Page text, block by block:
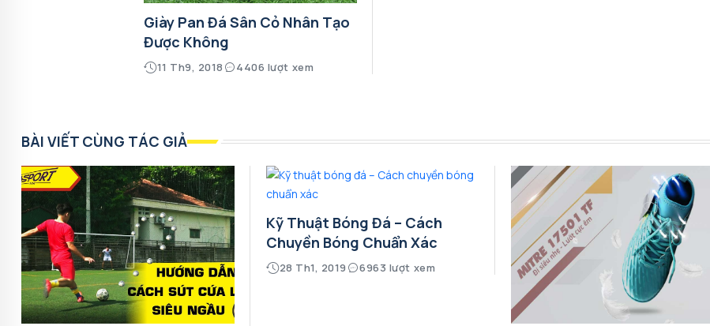
Giày Pan Đá Sân Cỏ Nhân Tạo
Được Không
11 Th9, 2018 4406 lượt xem
BÀI VIẾT CÙNG TÁC GIẢ
Kỹ Thuật Bóng Đá – Cách
Chuyền Bóng Chuẩn Xác
28 Th1, 2019 6963 lượt xem